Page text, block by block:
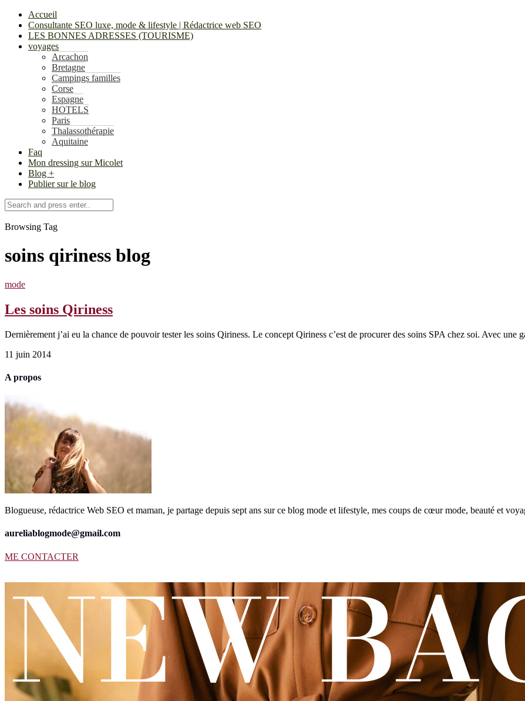
Accueil
Consultante SEO luxe, mode & lifestyle | Rédactrice web SEO
LES BONNES ADRESSES (TOURISME)
voyages
Arcachon
Bretagne
Campings familles
Corse
Espagne
HOTELS
Paris
Thalassothérapie
Aquitaine
Faq
Mon dressing sur Micolet
Blog +
Publier sur le blog
Browsing Tag
soins qiriness blog
mode
Les soins Qiriness
Dernièrement j’ai eu la chance de pouvoir tester les soins Qiriness. Le concept Qiriness c’est de procurer des soins SPA chez soi. Avec
11 juin 2014
A propos
Blogueuse, rédactrice Web SEO et maman, je partage depuis sept ans sur ce blog mode et lifestyle, mes coups de cœur mode, beauté et
aureliablogmode@gmail.com
ME CONTACTER